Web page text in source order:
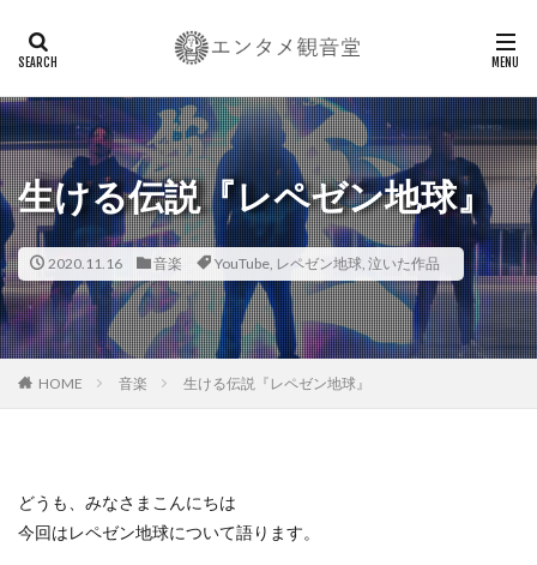
生ける伝説『レペゼン地球』
2020.11.16 音楽 YouTube, レペゼン地球, 泣いた作品
HOME 音楽 生ける伝説『レペゼン地球』
どうも、みなさまこんにちは
今回はレペゼン地球について語ります。